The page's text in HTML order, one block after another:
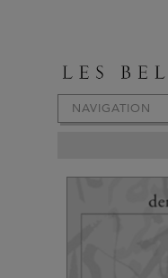
NAVIGATION